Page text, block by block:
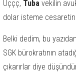
Üççç, Tuba vekilin
dolar isteme
Belki dedim, bu
SGK bürokratının
çıkarırlar diye